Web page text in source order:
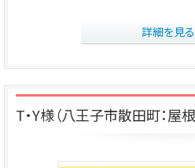
詳細を見る
T・Y様（八王子市散田町：屋